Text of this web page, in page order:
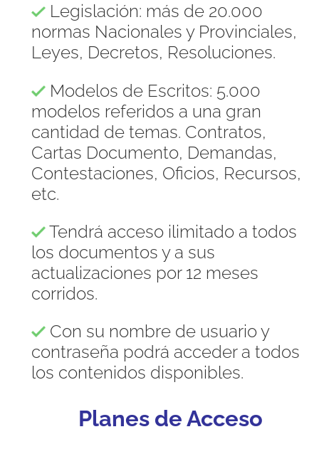
Legislación: más de 20.000
normas Nacionales y Provinciales,
Leyes, Decretos, Resoluciones.
Modelos de Escritos: 5.000
modelos referidos a una gran
cantidad de temas. Contratos,
Cartas Documento, Demandas,
Contestaciones, Oficios, Recursos,
etc.
Tendrá acceso ilimitado a todos
los documentos y a sus
actualizaciones por 12 meses
corridos.
Con su nombre de usuario y
contraseña podrá acceder a todos
los contenidos disponibles.
Planes de Acceso